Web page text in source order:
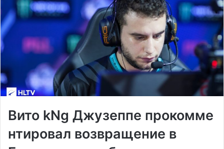
Вито kNg Джузеппе прокомме
нтировал возвращение в